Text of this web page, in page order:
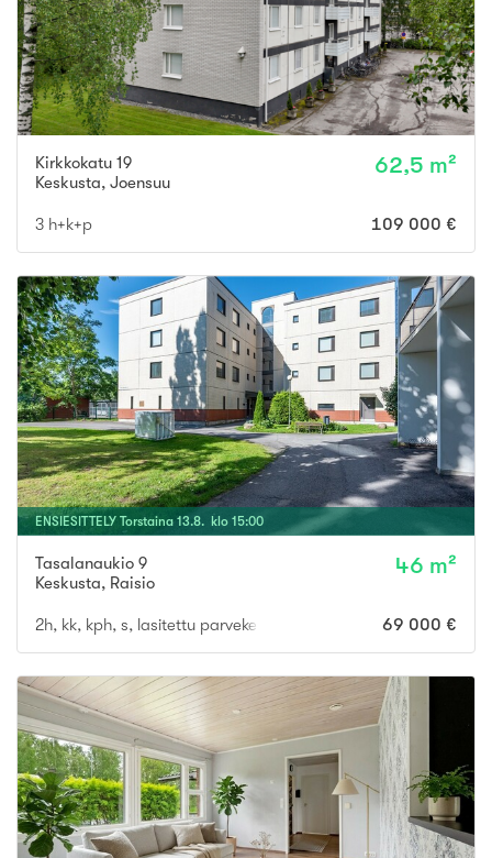
Kirkkokatu 19
Keskusta, Joensuu
62,5 m²
3 h+k+p 109 000 €
ENSIESITTELY Torstaina 13.8. klo 15:00
Tasalanaukio 9
Keskusta, Raisio
46 m²
2h, kk, kph, s, lasitettu parveke 69 000 €